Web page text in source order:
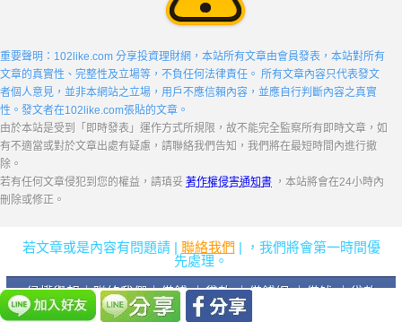
重要聲明：102like.com 分享投資理財網，本站所有文章由會員發表，本站對所有
文章的真實性、完整性及立場等，不負任何法律責任。 所有文章內容只代表發文
者個人意見，並非本網站之立場，用戶不應信賴內容，並應自行判斷內容之真實
性。發文者在102like.com張貼的文章。
由於本站是受到「即時發表」運作方式所規限，故不能完全監察所有即時文章，如
有不適當或對於文章出處有疑慮，請聯絡我們告知，我們將在最短時間內進行撤
除。
若有任何文章侵犯到您的權益，請瑱妥 著作權侵害通知書 ，本站將會在24小時內
刪除或修正。
若文章或是內容有問題請 | 聯絡我們 | ，我們將會第一時間優
先處理。
侵權舉報｜聯絡我們｜借錢｜貸款｜借錢網｜借钱｜贷款
｜評價 ｜易窩